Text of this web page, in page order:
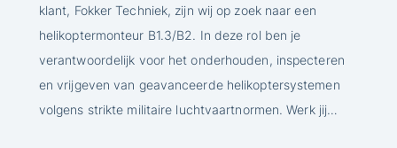
klant, Fokker Techniek, zijn wij op zoek naar een
helikoptermonteur B1.3/B2. In deze rol ben je
verantwoordelijk voor het onderhouden, inspecteren
en vrijgeven van geavanceerde helikoptersystemen
volgens strikte militaire luchtvaartnormen. Werk jij…